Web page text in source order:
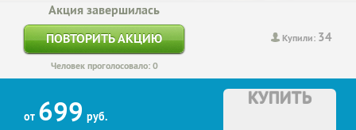
Купили: 34
Акция завершилась
ПОВТОРИТЬ АКЦИЮ
Человек проголосовало: 0
от 699 руб.
КУПИТЬ